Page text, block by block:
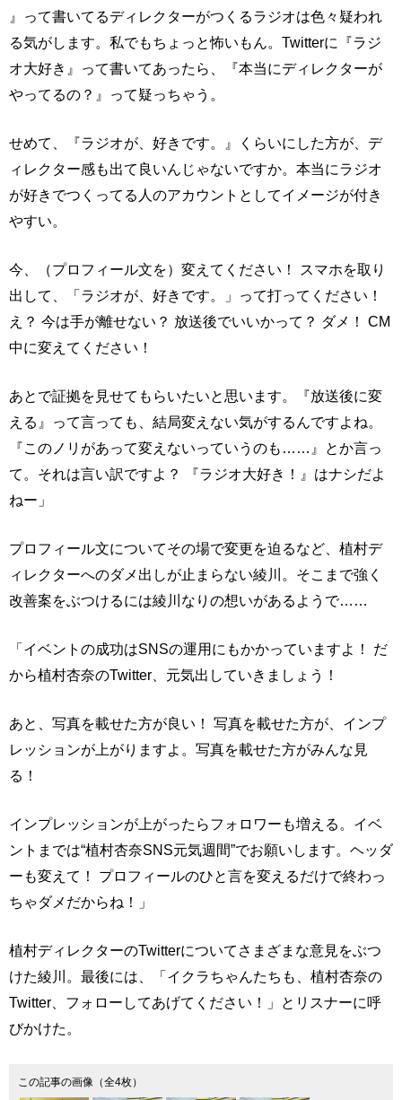
』って書いてるディレクターがつくるラジオは色々疑われ
る気がします。私でもちょっと怖いもん。Twitterに『ラジ
オ大好き』って書いてあったら、『本当にディレクターが
やってるの？』って疑っちゃう。
せめて、『ラジオが、好きです。』くらいにした方が、デ
ィレクター感も出て良いんじゃないですか。本当にラジオ
が好きでつくってる人のアカウントとしてイメージが付き
やすい。
今、（プロフィール文を）変えてください！ スマホを取り
出して、「ラジオが、好きです。」って打ってください！
え？ 今は手が離せない？ 放送後でいいかって？ ダメ！ CM
中に変えてください！
あとで証拠を見せてもらいたいと思います。『放送後に変
える』って言っても、結局変えない気がするんですよね。
『このノリがあって変えないっていうのも……』とか言っ
て。それは言い訳ですよ？ 『ラジオ大好き！』はナシだよ
ねー」
プロフィール文についてその場で変更を迫るなど、植村デ
ィレクターへのダメ出しが止まらない綾川。そこまで強く
改善案をぶつけるには綾川なりの想いがあるようで……
「イベントの成功はSNSの運用にもかかっていますよ！ だ
から植村杏奈のTwitter、元気出していきましょう！
あと、写真を載せた方が良い！ 写真を載せた方が、インプ
レッションが上がりますよ。写真を載せた方がみんな見
る！
インプレッションが上がったらフォロワーも増える。イベ
ントまでは“植村杏奈SNS元気週間”でお願いします。ヘッダ
ーも変えて！ プロフィールのひと言を変えるだけで終わっ
ちゃダメだからね！」
植村ディレクターのTwitterについてさまざまな意見をぶつ
けた綾川。最後には、「イクラちゃんたちも、植村杏奈の
Twitter、フォローしてあげてください！」とリスナーに呼
びかけた。
この記事の画像（全4枚）